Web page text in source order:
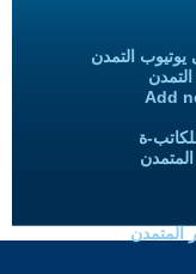
التمدن
Add
ة
المتمدن